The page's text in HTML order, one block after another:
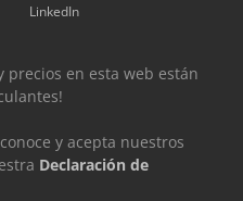
LinkedIn
precios en esta web están
y acepta nuestros
Declaración de